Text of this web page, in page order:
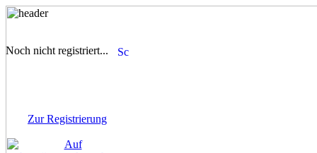
Noch nicht registriert...
Zur Registrierung